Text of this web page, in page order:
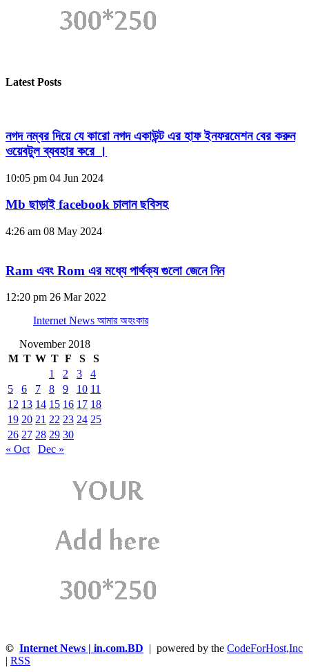
Latest Posts
নগদ নম্বর দিয়ে যে কারো নগদ একাউন্ট এর হাফ ইনফরমেশন বের করুন
ওয়েবটুল ব্যবহার করে ।
10:05 pm 04 Jun 2024
Mb ছাড়াই facebook চালান ছবিসহ
4:26 am 08 May 2024
Ram এবং Rom এর মধ্যে পার্থক্য গুলো জেনে নিন
12:20 pm 26 Mar 2022
Internet News আমার অহংকার
November 2018
M T W T F S
S
1
2 3
4
5
6 7 8 9 10 11
12 13 14 15 16 17 18
19 20 21 22 23 24 25
26 27 28 29 30
« Oct
Dec »
© Internet News | in.com.BD | powered by the CodeForHost,Inc
RSS